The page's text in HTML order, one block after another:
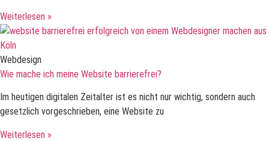
Weiterlesen »
Webdesign
Wie mache ich meine Website barrierefrei?
Im heutigen digitalen Zeitalter ist es nicht nur wichtig, sondern auch
gesetzlich vorgeschrieben, eine Website zu
Weiterlesen »